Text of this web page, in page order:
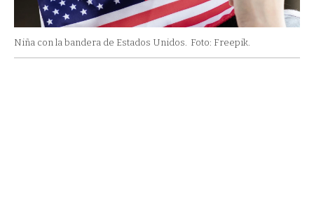
Niña con la bandera de Estados Unidos. Foto: Freepik.